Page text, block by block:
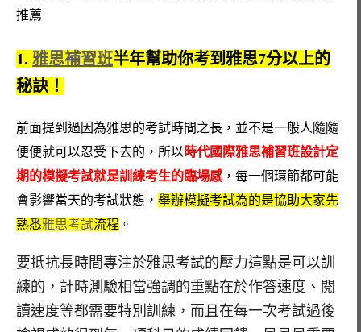
1. 雅思補習班半年幫助你考到雅思7分以上的
秘訣！
前面提到過因為雅思的考試時間之長，並不是一般人隨隨
便便就可以忍受下去的，所以 時代國際雅思補習班設計定
期的模擬考試就是訓練考生的臨場感，每一個環節都可能
會影響當天的考試狀態， 舉辦模擬考試為的是協助大家先
熟悉雅思考試流程 。
要抵抗長時間專注於雅思考試的壓力這點是可以訓
練的，計時測驗相當強調的重點在於作答速度、閱
讀速度等都需要特別訓練，而且在每一次考試過後